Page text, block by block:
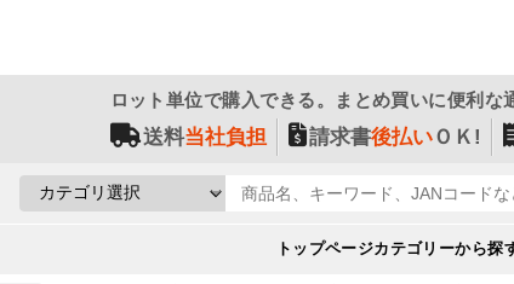
ロット単位で購入できる。まとめ買いに便利な
送料当社負担 請求書後払いＯＫ!
トップページカテゴリーから探